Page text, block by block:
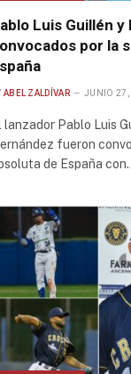
Luis Guillén
por la
ABEL ZALDÍVAR JUNIO 27,
lanzador Pablo Luis
fueron
de España